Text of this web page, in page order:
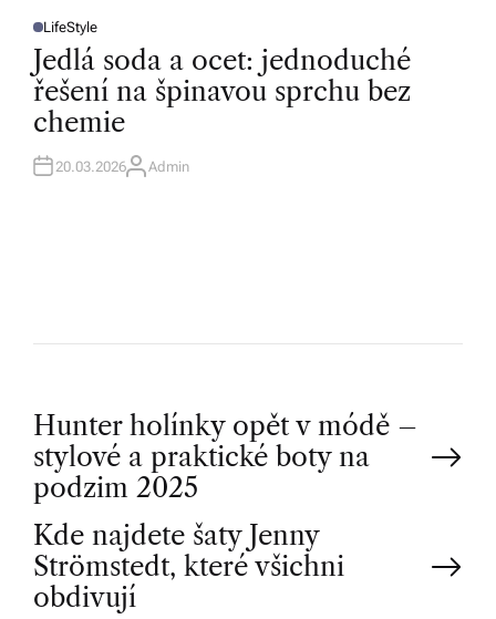
P
O
T
E
D
I
N
LifeStyle
Jedlá soda a ocet: jednoduché
řešení na špinavou sprchu bez
chemie
20.03.2026A
Admin
P
o
s
Hunter holínky opět v módě –
stylové a praktické boty na
podzim 2025
Kde najdete šaty Jenny
Strömstedt, které všichni
obdivují